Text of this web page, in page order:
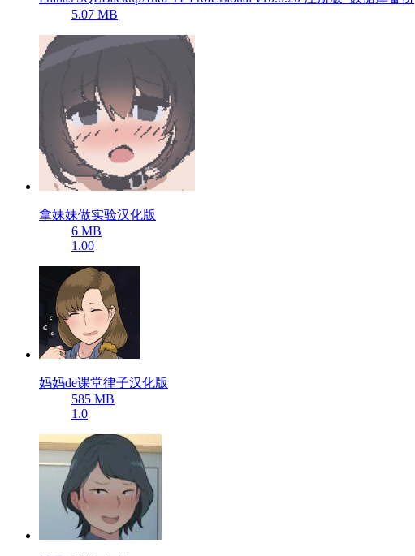
5.07 MB
拿妹妹做实验汉化版
6 MB
1.00
妈妈de课堂律子汉化版
585 MB
1.0